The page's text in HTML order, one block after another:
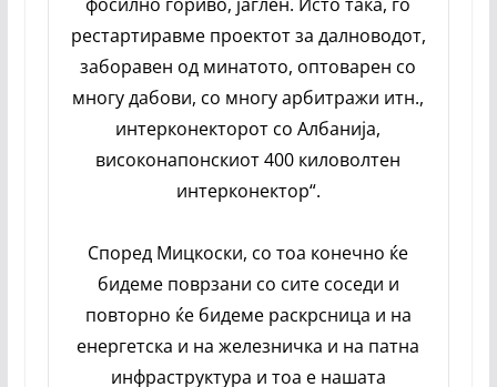
рестартиравме проектот за далноводот,
заборавен од минатото, оптоварен со
многу дабови, со многу арбитражи итн.,
интерконекторот со Албанија,
високонапонскиот 400 киловолтен
интерконектор“.
Според Мицкоски, со тоа конечно ќе
бидеме поврзани со сите соседи и
повторно ќе бидеме раскрсница и на
енергетска и на железничка и на патна
инфраструктура и тоа е нашата